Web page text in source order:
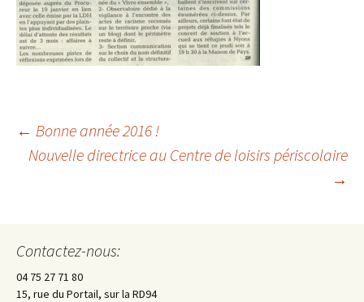
Navigation
articles
← Bonne année 2016 !
Nouvelle directrice au Centre de loisirs périscolaire
→
Contactez-nous:
04 75 27 71 80
15, rue du Portail, sur la RD94